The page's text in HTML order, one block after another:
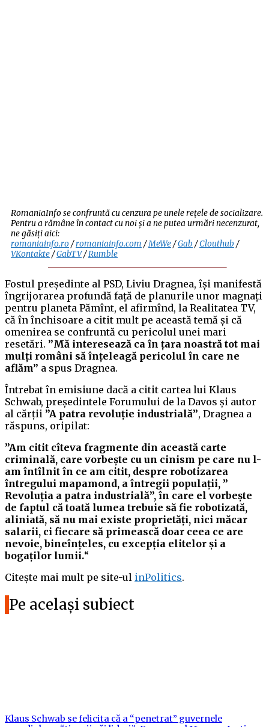
RomaniaInfo se confruntă cu cenzura pe unele rețele de socializare.
Pentru a rămâne în contact cu noi și a ne putea urmări necenzurat,
ne găsiți aici:
romaniainfo.ro/romaniainfo.com /MeWe/Gab /Clouthub /
VKontakte/GabTV/Rumble
Fostul președinte al PSD, Liviu Dragnea, își manifestă
îngrijorarea profundă față de planurile unor magnați
pentru planeta Pămînt, el afirmînd, la Realitatea TV,
că în închisoare a citit mult pe această temă și că
omenirea se confruntă cu pericolul unei mari
resetări. ”Mă interesează ca în țara noastră tot mai
mulți români să înțeleagă pericolul în care ne
aflăm” a spus Dragnea.
Întrebat în emisiune dacă a citit cartea lui Klaus
Schwab, președintele Forumului de la Davos și autor
al cărții ”A patra revoluție industrială”, Dragnea a
răspuns, oripilat:
”Am citit cîteva fragmente din această carte
criminală, care vorbește cu un cinism pe care nu l-
am întîlnit în ce am citit, despre robotizarea
întregului mapamond, a întregii populații, ”
Revoluția a patra industrială”, în care el vorbește
de faptul că toată lumea trebuie să fie robotizată,
aliniată, să nu mai existe proprietăți, nici măcar
salarii, ci fiecare să primească doar ceea ce are
nevoie, bineînțeles, cu excepția elitelor și a
bogaților lumii.“
Citește mai mult pe site-ul inPolitics.
Pe același subiect
Klaus Schwab se felicita că a “penetrat” guvernele